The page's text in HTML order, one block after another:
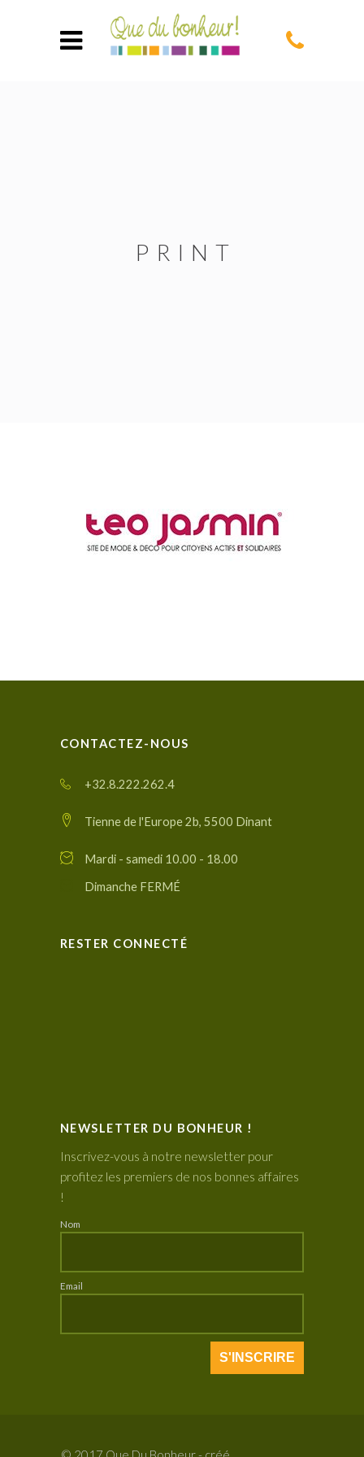
PRINT
CONTACTEZ-NOUS
+32.8.222.262.4
Tienne de l'Europe 2b, 5500 Dinant
Mardi - samedi 10.00 - 18.00
Dimanche FERMÉ
RESTER CONNECTÉ
NEWSLETTER DU BONHEUR !
Inscrivez-vous à notre newsletter pour
profitez les premiers de nos bonnes affaires
!
Nom
Email